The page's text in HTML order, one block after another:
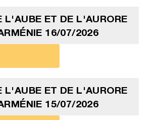
L'AUBE ET DE L'AURORE
16/07/2026
L'AUBE ET DE L'AURORE
15/07/2026